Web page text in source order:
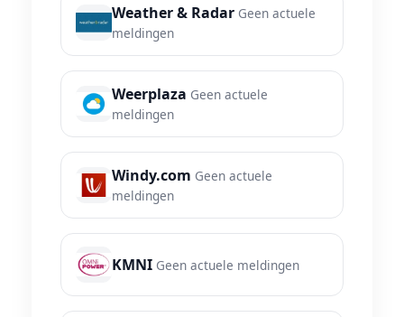
Weather & Radar Geen actuele
meldingen
Weerplaza Geen actuele
meldingen
Windy.com Geen actuele
meldingen
KMNI Geen actuele meldingen